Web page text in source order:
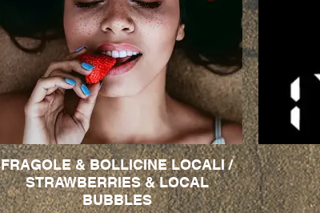
FRAGOLE & BOLLICINE LOCALI /
STRAWBERRIES & LOCAL
BUBBLES